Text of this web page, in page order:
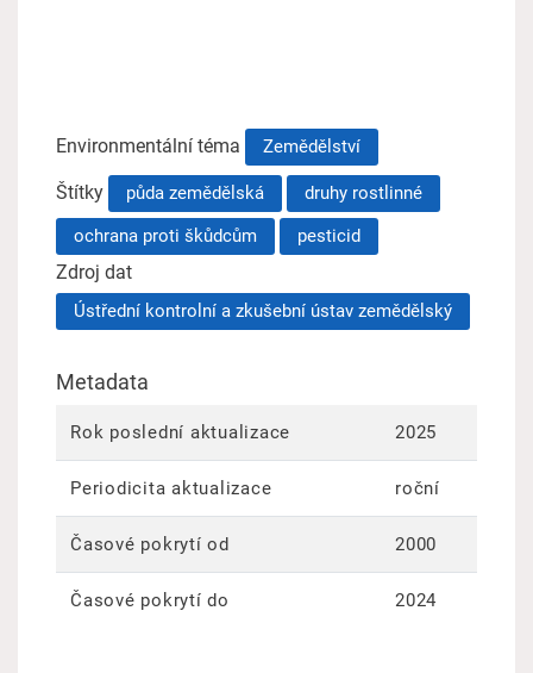
Environmentální téma Zemědělství
Štítky půda zemědělská
druhy rostlinné
ochrana proti škůdcům
pesticid
Zdroj dat
Ústřední kontrolní a zkušební ústav zemědělský
Metadata
Rok poslední aktualizace 2025
Periodicita aktualizace roční
Časové pokrytí od 2000
Časové pokrytí do 2024